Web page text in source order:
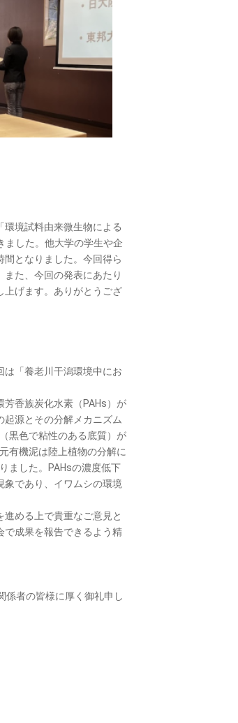
境試料由来微生物による
ました。他大学の学生や企
となりました。今回得ら
た、今回の発表にあたり
上げます。ありがとうござ
は「養老川干潟環境中にお
香族炭化水素（PAHs）が
源とその分解メカニズム
黒色で粘性のある底質）が
有機泥は陸上植物の分解に
ました。PAHsの濃度低下
象であり、イワムシの環境
める上で貴重なご意見と
で成果を報告できるよう精
者の皆様に厚く御礼申し